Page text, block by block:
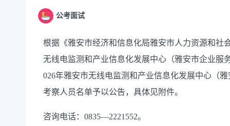
公考面试
根据《雅安市经济和信息化局雅安市人力资源和社
无线电监测和产业信息化发展中心（雅安市企业服
026年雅安市无线电监测和产业信息化发展中心（
考察人员名单予以公告，具体见附件。
咨询电话：0835—2221552。